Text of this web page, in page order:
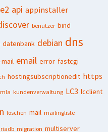
api appinstaller
benutzer bind
datenbank debian dns
email error fastcgi
hostingsubscriptionedit https
kundenverwaltung LC3 lcclient
löschen mail mailingliste
migration multiserver